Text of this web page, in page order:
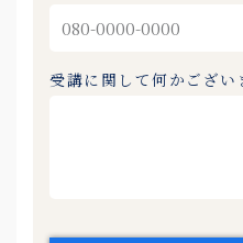
受講に関して何かござ